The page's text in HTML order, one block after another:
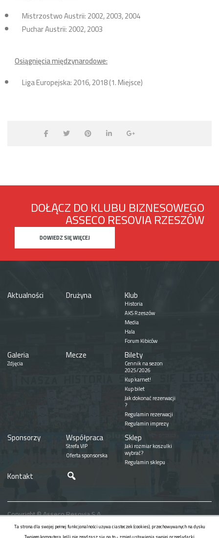
Mistrzostwo Austrii: 2002, 2003, 2004
Puchar Austrii: 2002, 2003
Osiągnięcia międzynarodowe:
Liga Europejska: 2016, 2018 (1. Miejsce)
DOŁĄCZ DO KLUBU BIZNESOWEGO
ASSECO RESOVIA RZESZÓW
DOWIEDZ SIĘ WIĘCEJ
Aktualności Drużyna Klub
Historia
AKS Rzeszów
Media
Hala
Forum Kibiców
Galeria
Zdjęcia
Mecze Bilety
Cennik na sezon
2025/2026
Kup karnet!
Kup bilet
Jak dokonać rezerwacji
?
Regulamin rezerwacji
Regulamin imprezy
Sponsorzy Współpraca
Strefa VIP
Oferta sponsorska
Sklep
Jaki rozmiar koszulki
wybrać?
Regulamin sklepu
Kontakt
Copyright © Asseco Resovia S.A.
Realizacja
Ta strona dla swojej pełnej funkcjonalności używa ciasteczek (cookies), przechowywanych na dysku